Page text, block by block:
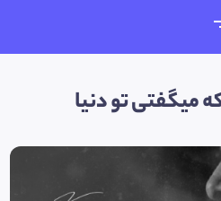
میگفتی تو دنیا